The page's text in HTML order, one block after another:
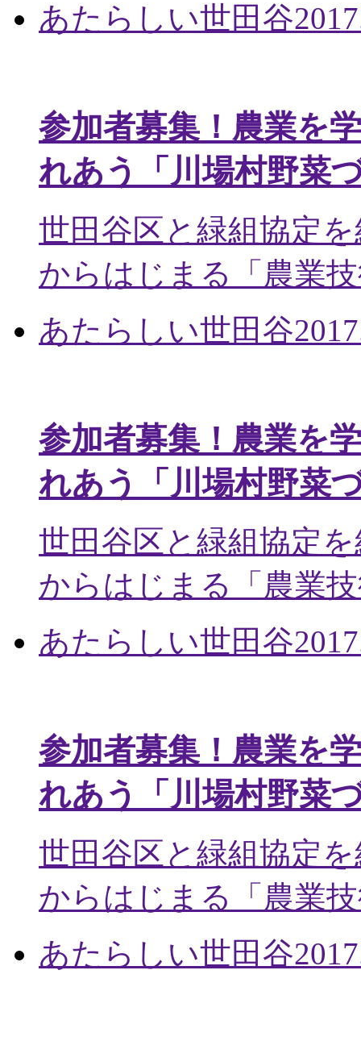
あたらしい世田谷
参加者募集！農業を
れあう「川場村野菜
世田谷区と緑組協定
からはじまる「農業
あたらしい世田谷
参加者募集！農業を
れあう「川場村野菜
世田谷区と緑組協定
からはじまる「農業
あたらしい世田谷
参加者募集！農業を
れあう「川場村野菜
世田谷区と緑組協定
からはじまる「農業
あたらしい世田谷